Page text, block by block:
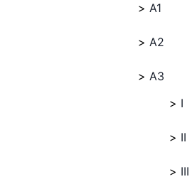
A1
A2
A3
I
II
III